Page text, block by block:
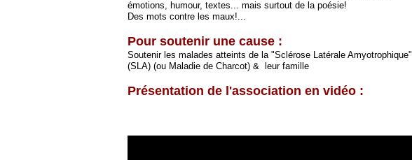
émotions, humour, textes... mais surtout de la poésie!
Des mots contre les maux!...
Pour soutenir une cause :
Soutenir les malades atteints de la "Sclérose Latérale Amyotrophique"
(SLA) (ou Maladie de Charcot) & leur famille
Présentation de l'association en vidéo :